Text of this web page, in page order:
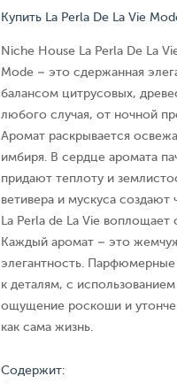
Купить La Perla De La Vie
Niche House La Perla De La
Mode – это сдержанная
балансом цитрусовых,
любого случая, от ночной
Аромат раскрывается
имбиря. В сердце аромата
придают теплоту и
ветивера и мускуса создают
La Perla de La Vie
Каждый аромат – это
элегантность.
к деталям, с
ощущение роскоши и
как сама жизнь.
Содержит: